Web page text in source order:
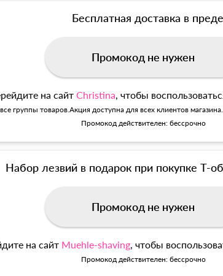
Бесплатная доставка в
Промокод не нужен
на сайт Christina, чтобы
группы товаров.Акция доступна для всех клиентов
Промокод действителен: бессрочно
Набор лезвий в подарок при покупке Т-
Промокод не нужен
на сайт Muehle-shaving, чтобы
Промокод действителен: бессрочно